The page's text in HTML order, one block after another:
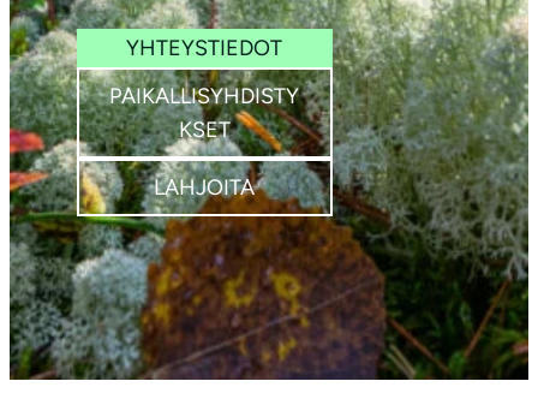
YHTEYSTIEDOT
PAIKALLISYHDISTY
KSET
LAHJOITA